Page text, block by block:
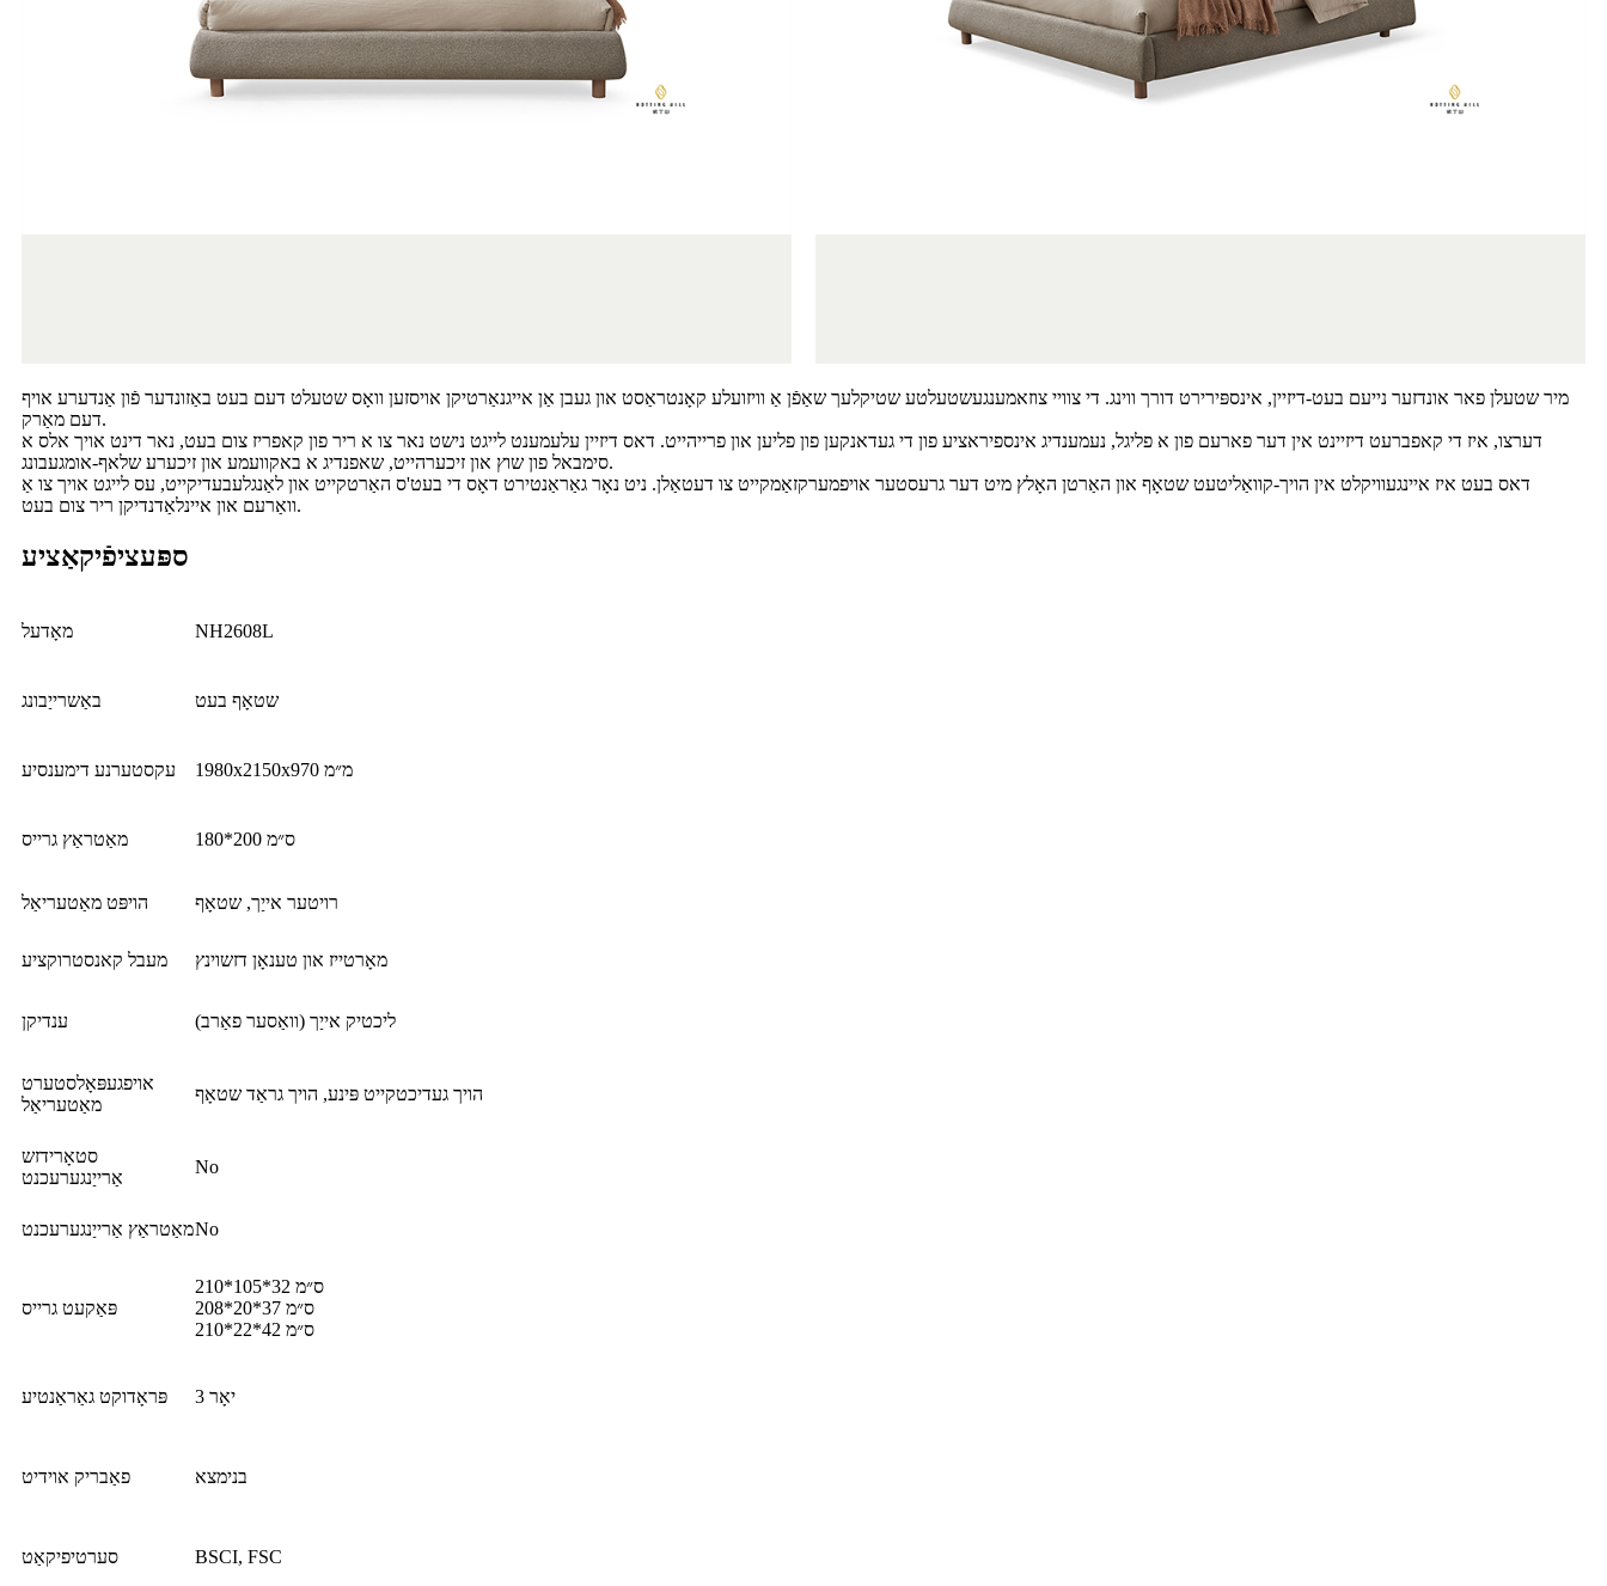
מיר שטעלן פאר אונדזער נייעם בעט-דיזיין, אינספּירירט דורך ווינג. די צוויי צוזאמענגעשטעלטע שטיקלעך שאַפֿן אַ וויזועלע קאָנטראַסט און געבן אַן אייגנאַרטיקן אויסזען וואָס שטעלט דעם בעט באַזונדער פֿון אַנדערע אויף
דעם מאַרק.
דערצו, איז די קאפברעט דיזיינט אין דער פארעם פון א פליגל, נעמענדיג אינספיראציע פון ​​די געדאנקען פון פליען און פרייהייט. דאס דיזיין עלעמענט לייגט נישט נאר צו א ריר פון קאפריז צום בעט, נאר דינט אויך אלס א
סימבאל פון שוץ און זיכערהייט, שאפנדיג א באקוועמע און זיכערע שלאף-אומגעבונג.
דאס בעט איז איינגעוויקלט אין הויך-קוואַליטעט שטאָף און האַרטן האָלץ מיט דער גרעסטער אויפמערקזאַמקייט צו דעטאַלן. ניט נאָר גאַראַנטירט דאָס די בעט'ס האַרטקייט און לאַנגלעבעדיקייט, עס לייגט אויך צו אַ
וואַרעם און איינלאַדנדיקן ריר צום בעט.
ספּעציפֿיקאַציע
מאָדעל NH2608L
באַשרייַבונג שטאָף בעט
עקסטערנע דימענסיע 1980x2150x970 מ״מ
מאַטראַץ גרייס 180*200 ס״מ
הויפּט מאַטעריאַל רויטער אייַך, שטאָף
מעבל קאנסטרוקציע מאָרטייז און טענאָן דזשוינץ
ענדיקן ליכטיק אייַך (וואַסער פאַרב)
אויפגעפּאָלסטערט
מאַטעריאַל
הויך געדיכטקייט פּינע, הויך גראַד שטאָף
סטאָרידזש
אַרייַנגערעכנט
No
מאַטראַץ אַרייַנגערעכנטNo
פּאַקעט גרייס
210*105*32 ס״מ
208*20*37 ס״מ
210*22*42 ס״מ
פּראָדוקט גאַראַנטיע 3 יאָר
פאַבריק אוידיט בנימצא
סערטיפיקאַט BSCI, FSC